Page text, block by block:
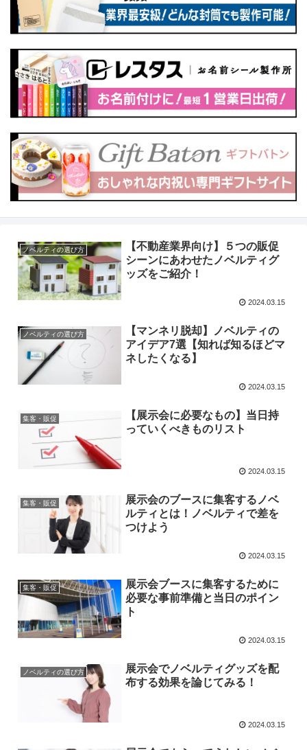
ノベルティの選び方
【不動産業界向け】５つの販促
シーンにあわせたノベルティグ
ッズをご紹介！
2024.03.15
ノベルティの選び方
【マンネリ脱却】ノベルティの
アイデア7選【知れば知るほどマ
ネしたくなる】
2024.03.15
集客・販促
【展示会に必要なもの】当日持
っていくべきものリスト
2024.03.15
集客・販促
展示会のブースに集客するノベ
ルティとは！ノベルティで差を
つけよう
2024.03.15
集客・販促
展示会ブースに集客するために
必要な事前準備と当日のポイン
ト
2024.03.15
ノベルティの選び方
展示会でノベルティグッズを配
布する効果を論じてみる！
2024.03.15